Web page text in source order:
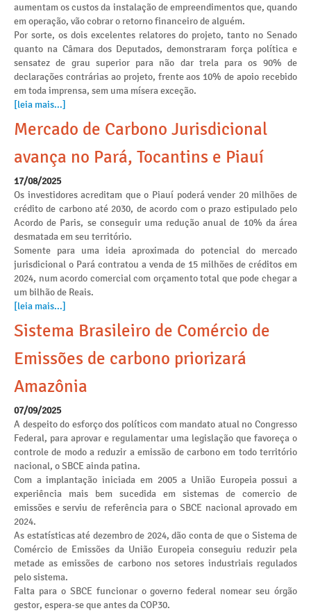
aumentam os custos da instalação de empreendimentos que, quando
em operação, vão cobrar o retorno financeiro de alguém.
Por sorte, os dois excelentes relatores do projeto, tanto no Senado
quanto na Câmara dos Deputados, demonstraram força política e
sensatez de grau superior para não dar trela para os 90% de
declarações contrárias ao projeto, frente aos 10% de apoio recebido
em toda imprensa, sem uma mísera exceção.
[leia mais...]
Mercado de Carbono Jurisdicional
avança no Pará, Tocantins e Piauí
17/08/2025
Os investidores acreditam que o Piauí poderá vender 20 milhões de
crédito de carbono até 2030, de acordo com o prazo estipulado pelo
Acordo de Paris, se conseguir uma redução anual de 10% da área
desmatada em seu território.
Somente para uma ideia aproximada do potencial do mercado
jurisdicional o Pará contratou a venda de 15 milhões de créditos em
2024, num acordo comercial com orçamento total que pode chegar a
um bilhão de Reais.
[leia mais...]
Sistema Brasileiro de Comércio de
Emissões de carbono priorizará
Amazônia
07/09/2025
A despeito do esforço dos políticos com mandato atual no Congresso
Federal, para aprovar e regulamentar uma legislação que favoreça o
controle de modo a reduzir a emissão de carbono em todo território
nacional, o SBCE ainda patina.
Com a implantação iniciada em 2005 a União Europeia possui a
experiência mais bem sucedida em sistemas de comercio de
emissões e serviu de referência para o SBCE nacional aprovado em
2024.
As estatísticas até dezembro de 2024, dão conta de que o Sistema de
Comércio de Emissões da União Europeia conseguiu reduzir pela
metade as emissões de carbono nos setores industriais regulados
pelo sistema.
Falta para o SBCE funcionar o governo federal nomear seu órgão
gestor, espera-se que antes da COP30.